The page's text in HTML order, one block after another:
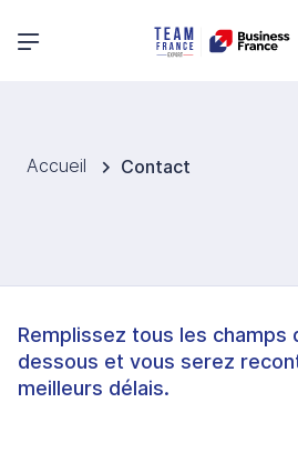
Menu principal
Accueil Contact
Remplissez tous les champs
dessous et vous serez
meilleurs délais.